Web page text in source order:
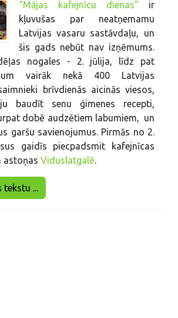
“Mājas kafejnīcu dienas” ir
kļuvušas par neatņemamu
Latvijas vasaru sastāvdaļu, un
šis gads nebūt nav izņēmums.
nogales - 2. jūlija, līdz pat
vairāk nekā 400 Latvijas
brīvdienās aicinās viesos,
baudīt senu ģimenes recepti,
dobē audzētiem labumiem, un
garšu savienojumus. Pirmās no 2.
gaidīs piecpadsmit kafejnīcas
astoņasViduslatgalē.
tekstu ...